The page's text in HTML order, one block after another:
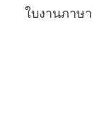
ใบงานภาษ